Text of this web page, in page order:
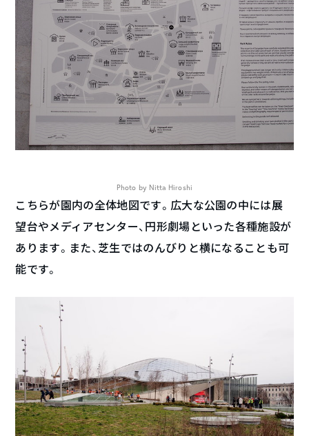
Photo by Nitta Hiroshi
こちらが園内の全体地図です。広大な公園の中には展
望台やメディアセンター、円形劇場といった各種施設が
あります。また、芝生ではのんびりと横になることも可
能です。